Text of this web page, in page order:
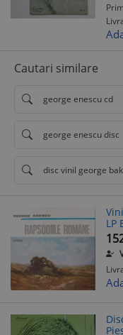
Cautari similare
george enescu cd
george enescu disc
disc vinil george
LP